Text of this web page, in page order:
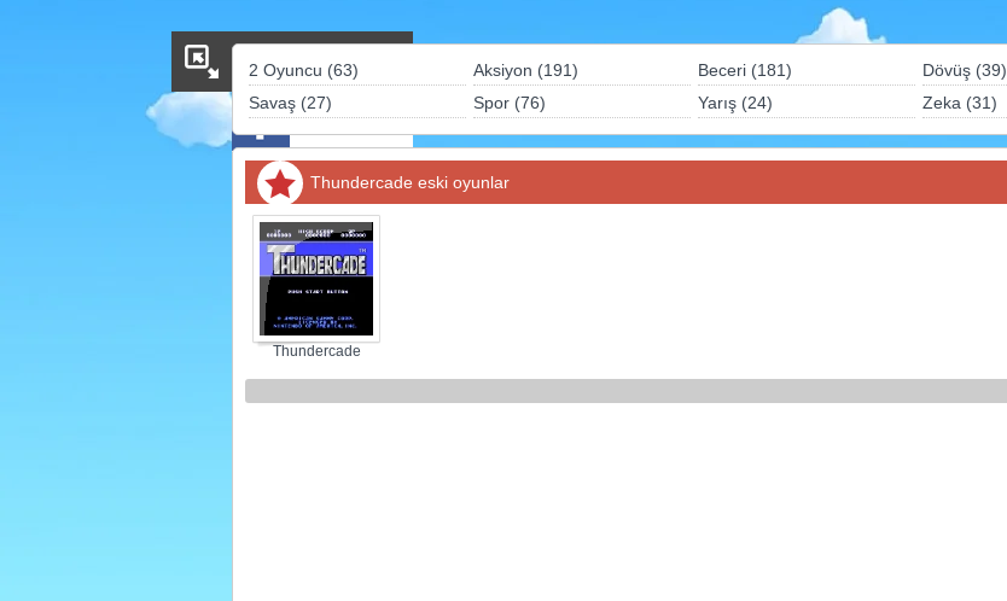
Sosyal
Facebook
Twitter
Instagram
Pinterest
2 Oyuncu (63) Aksiyon (191) Beceri (181) Dövüş (39)
Savaş (27)
Spor (76) Yarış (24) Zeka (31)
Thundercade eski oyunlar
Thundercade